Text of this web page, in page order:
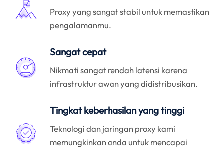
Proxy yang sangat stabil untuk memastikan
pengalamanmu.
Sangat cepat
Nikmati sangat rendah latensi karena
infrastruktur awan yang didistribusikan.
Tingkat keberhasilan yang tinggi
Teknologi dan jaringan proxy kami
memungkinkan anda untuk mencapai